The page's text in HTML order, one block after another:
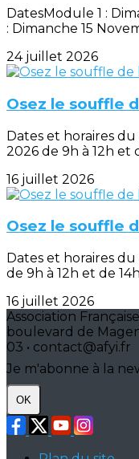
DatesModule 1 :
: Dimanche 15
24 juillet 2026
Osez le souffle
Dates et horaires
2026 de 9h à 12h et
16 juillet 2026
Osez le souffle
Dates et horaires
de 9h à 12h et de
16 juillet 2026
Association
boulevard de
03 • contact@afyi.fr
Je m'abonne à la
OK